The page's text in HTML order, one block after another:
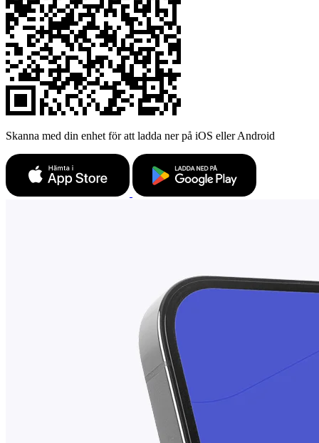
Skanna med din enhet för att ladda ner på iOS eller Android